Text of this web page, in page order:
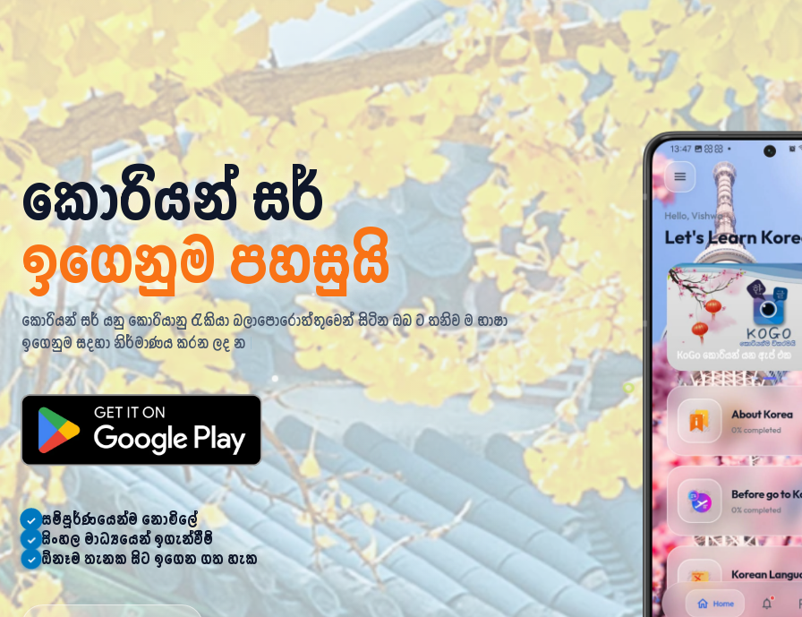
국
ㅣ
ㅊ
කොරියන් සර්
ඉගෙනුම පහසුයි
කොරියන් සර් යනු කොරියානු රැකියා බලාපොරොත්තුවෙන් සිටින ඔබ ට තනිව ම භාෂා
ඉගෙනුම සදහා නිර්මාණය කරන ලද නවීනතම මෘදුකාංගයකි.
✓ සම්පූර්ණයෙන්ම නොමිලේ
✓ සිංහල මාධ්‍යයෙන් ඉගැන්වීම්
✓ ඕනෑම තැනක සිට ඉගෙන ගත හැක